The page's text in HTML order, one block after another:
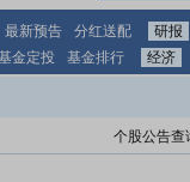
最新预告 分红送配 研报
金定投 基金排行 经济
个股公告查